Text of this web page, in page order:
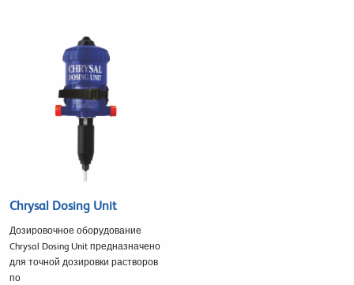
Chrysal Dosing Unit
Дозировочное оборудование
Chrysal Dosing Unit предназначено
для точной дозировки растворов
по